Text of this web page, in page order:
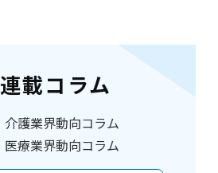
連載コラム
介護業界動向コラム
医療業界動向コラム